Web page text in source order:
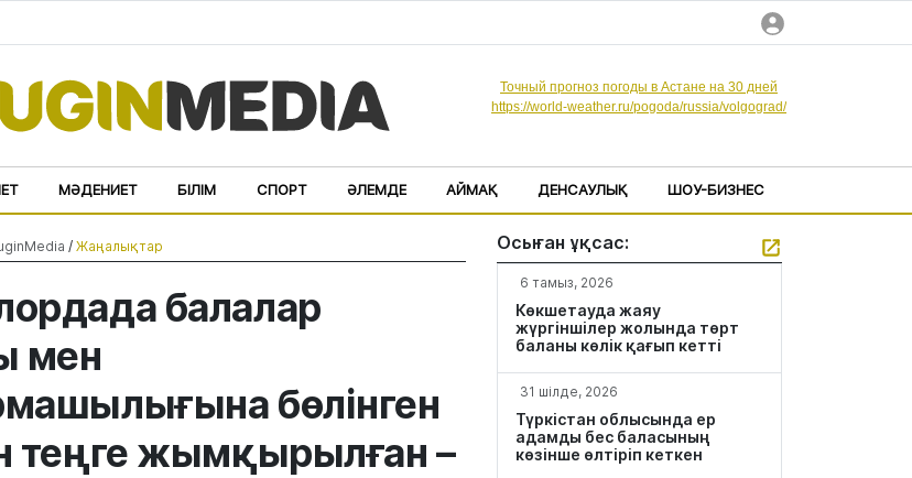
Точный прогноз погоды в Астане на 30 дней
https://world-weather.ru/pogoda/russia/volgograd/
МӘДЕНИЕТ БІЛІМ СПОРТ ӘЛЕМДЕ АЙМАҚ ДЕНСАУЛЫҚ ШОУ-БИЗНЕС
/ Жаңалықтар
балалар
мен
бөлінген
теңге жымқырылған –
Осыған ұқсас:
6 тамыз, 2026
Көкшетауда жаяу
жүргіншілер жолында төрт
баланы көлік қағып кетті
31 шілде, 2026
Түркістан облысында ер
адамды бес баласының
көзінше өлтіріп кеткен